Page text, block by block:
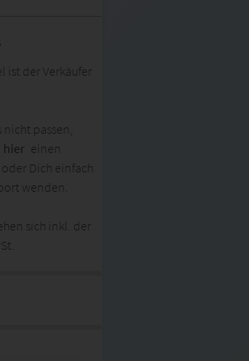
ist der Verkäufer
passen,
hier einen
Dich einfach
wenden.
sich inkl. der